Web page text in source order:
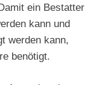
ein Bestatter
kann und
werden kann,
benötigt.